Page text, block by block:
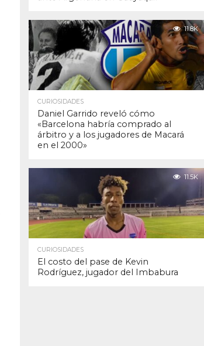
11.8K
CURIOSIDADES
Daniel Garrido reveló cómo
«Barcelona habría comprado al
árbitro y a los jugadores de Macará
en el 2000»
11.5K
CURIOSIDADES
El costo del pase de Kevin
Rodríguez, jugador del Imbabura